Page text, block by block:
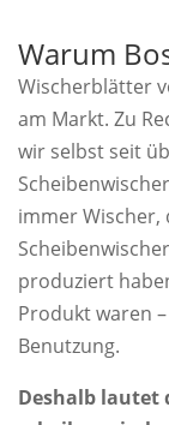
Warum
Wischerblätter
am Markt. Zu
wir selbst seit
immer Wischer,
produziert
Produkt waren
Benutzung.
Deshalb lautet